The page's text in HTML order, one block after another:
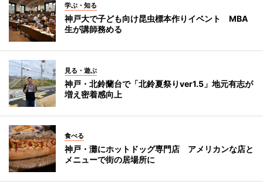
学ぶ・知る
神戸大で子ども向け昆虫標本作りイベント MBA
生が講師務める
見る・遊ぶ
神戸・北鈴蘭台で「北鈴夏祭りver1.5」地元有志が
増え密着感向上
食べる
神戸・灘にホットドッグ専門店 アメリカンな店と
メニューで街の居場所に